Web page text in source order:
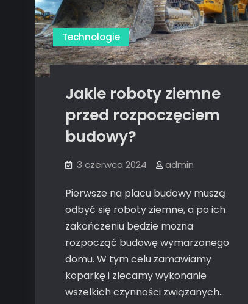
Technologie
Jakie roboty ziemne
przed rozpoczęciem
budowy?
3 czerwca 2024 admin
Pierwsze na placu budowy muszą
odbyć się roboty ziemne, a po ich
zakończeniu będzie można
rozpocząć budowę wymarzonego
domu. W tym celu zamawiamy
koparkę i zlecamy wykonanie
wszelkich czynności związanych…